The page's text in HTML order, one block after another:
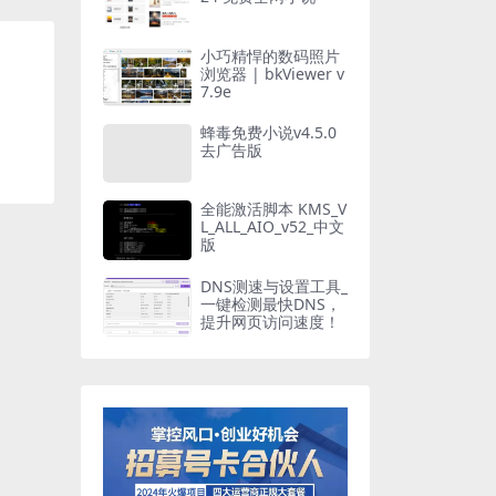
小巧精悍的数码照片
浏览器 | bkViewer v
7.9e
蜂毒免费小说v4.5.0
去广告版
全能激活脚本 KMS_V
L_ALL_AIO_v52_中文
版
DNS测速与设置工具_
一键检测最快DNS，
提升网页访问速度！